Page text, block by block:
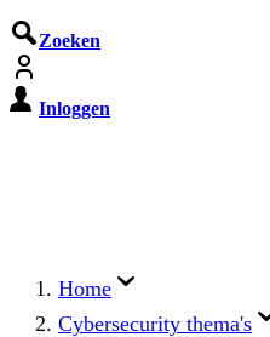
Zoeken
Inloggen
Home
Cybersecurity thema's